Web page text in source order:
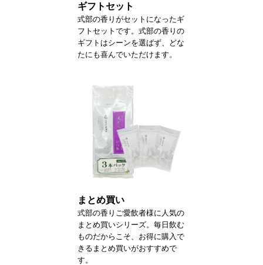
ギフトセット
式部の香りがセットになったギ
フトセットです。式部の香りの
ギフトはシーンを選ばず、どな
たにも喜んでいただけます。
まとめ買い
式部の香りご愛飲者様に人気の
まとめ買いシリーズ。毎日飲む
ものだからこそ、お得に購入で
きるまとめ買いがおすすめで
す。